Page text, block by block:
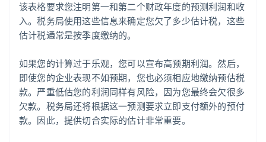
该表格要求您注明第一和第二个财政年度的预测利润和收
入。税务局使用这些信息来确定您欠了多少估计税，这些
估计税通常是按季度缴纳的。
如果您的计算过于乐观，您可以宣布高预期利润。然后，
即使您的企业表现不如预期，您也必须相应地缴纳预估税
款。严重低估您的利润同样有风险，因为您最终会欠很多
欠款。税务局还将根据这一预测要求立即支付额外的预付
款。因此，提供切合实际的估计非常重要。